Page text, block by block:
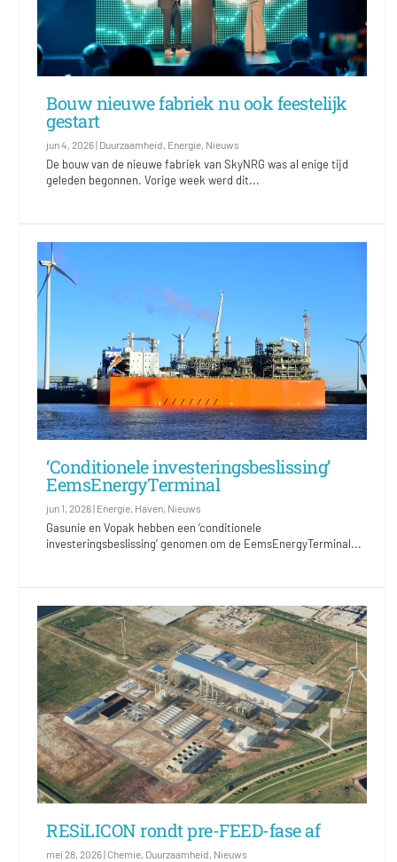
Bouw nieuwe fabriek nu ook feestelijk
gestart
jun 4, 2026| Duurzaamheid, Energie, Nieuws
De bouw van de nieuwe fabriek van SkyNRG was al enige tijd
geleden begonnen. Vorige week werd dit...
‘Conditionele investeringsbeslissing’
EemsEnergyTerminal
jun 1, 2026| Energie, Haven, Nieuws
Gasunie en Vopak hebben een ‘conditionele
investeringsbeslissing’ genomen om de EemsEnergyTerminal...
RESiLICON rondt pre-FEED-fase af
mei 28, 2026| Chemie Duurzaamheid Nieuws